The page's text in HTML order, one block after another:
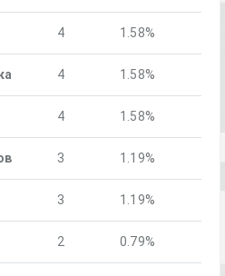
4 1.58%
4 1.58%
4 1.58%
3 1.19%
3 1.19%
2 0.79%